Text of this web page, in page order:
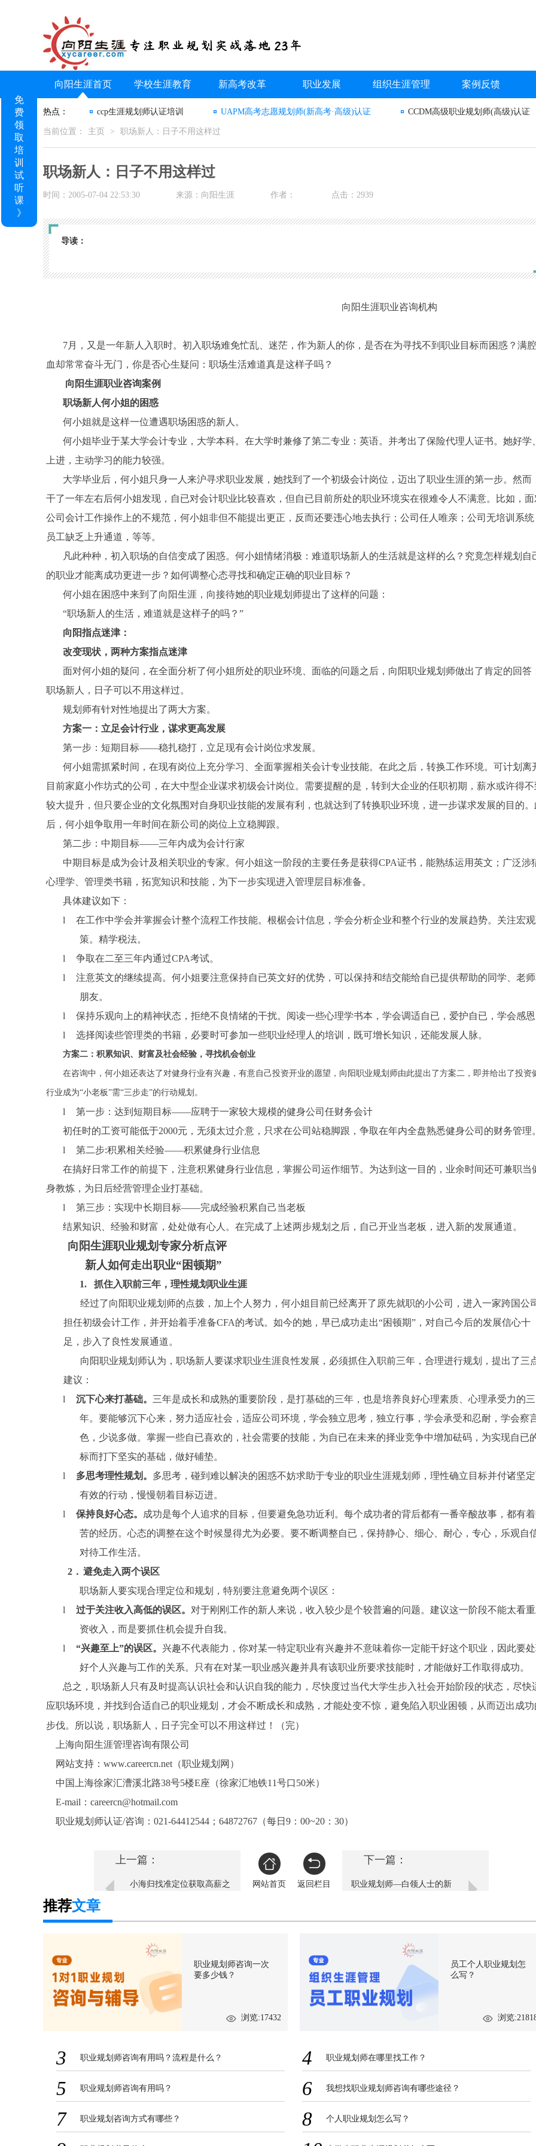
向阳生涯首页 学校生涯教育 新高考改革 职业发展 组织生涯管理 案例反馈
热点： ccp生涯规划师认证培训 UAPM高考志愿规划师(新高考·高级)认证 CCDM高级职业规划师(高级)认证
当前位置： 主页 > 职场新人：日子不用这样过
职场新人：日子不用这样过
时间：2005-07-04 22:53:30 来源：向阳生涯 作者： 点击：2939
导读：
向阳生涯职业咨询机构
7月，又是一年新人入职时。初入职场难免忙乱、迷茫，作为新人的你，是否在为寻找不到职业目标而困惑？满
血却常常奋斗无门，你是否心生疑问：职场生活难道真是这样子吗？
向阳生涯职业咨询案例
职场新人何小姐的困惑
何小姐就是这样一位遭遇职场困惑的新人。
何小姐毕业于某大学会计专业，大学本科。在大学时兼修了第二专业：英语。并考出了保险代理人证书。她好学、
上进，主动学习的能力较强。
大学毕业后， 何小姐只身一人来沪寻求职业发展，她找到了一个初级会计岗位，迈出了职业生涯的第一步。然而
干了一年左右后何小姐发现，自已对会计职业比较喜欢，但自已目前所处的职业环境实在很难令人不满意。比如，面
公司会计工作操作上的不规范， 何小姐非但不能提出更正，反而还要违心地去执行；公司任人唯亲；公司无培训系统
员工缺乏上升通道，等等。
凡此种种，初入职场的自信变成了困惑。 何小姐情绪消极：难道职场新人的生活就是这样的么？究竟怎样规划自
的职业才能离成功更进一步？如何调整心态寻找和确定正确的职业目标？
何小姐在困惑中来到了向阳生涯，向接待她的职业规划师提出了这样的问题：
“职场新人的生活，难道就是这样子的吗？”
向阳指点迷津：
改变现状，两种方案指点迷津
面对何小姐的疑问，在全面分析了何小姐所处的职业环境、面临的问题之后，向阳职业规划师做出了肯定的回答
职场新人，日子可以不用这样过。
规划师有针对性地提出了两大方案。
方案一：立足会计行业，谋求更高发展
第一步：短期目标——稳扎稳打，立足现有会计岗位求发展。
何小姐需抓紧时间，在现有岗位上充分学习、全面掌握相关会计专业技能。在此之后，转换工作环境。可计划离
目前家庭小作坊式的公司，在大中型企业谋求初级会计岗位。需要提醒的是，转到大企业的任职初期，薪水或许得不
较大提升，但只要企业的文化氛围对自身职业技能的发展有利，也就达到了转换职业环境，进一步谋求发展的目的。
后， 何小姐争取用一年时间在新公司的岗位上立稳脚跟。
第二步：中期目标——三年内成为会计行家
中期目标是成为会计及相关职业的专家。 何小姐这一阶段的主要任务是获得CPA证书，能熟练运用英文；广泛涉
心理学、管理类书籍，拓宽知识和技能，为下一步实现进入管理层目标准备。
具体建议如下：
l
在工作中学会并掌握会计整个流程工作技能。根椐会计信息，学会分析企业和整个行业的发展趋势。关注宏
策。精学税法。
l
争取在二至三年内通过CPA考试。
l
注意英文的继续提高。 何小姐要注意保持自已英文好的优势，可以保持和结交能给自已提供帮助的同学、老
朋友。
l
保持乐观向上的精神状态，拒绝不良情绪的干扰。阅读一些心理学书本，学会调适自已，爱护自已，学会感恩
l
选择阅读些管理类的书籍，必要时可参加一些职业经理人的培训，既可增长知识，还能发展人脉。
方案二：积累知识、财富及社会经验，寻找机会创业
在咨询中， 何小姐还表达了对健身行业有兴趣，有意自己投资开业的愿望，向阳职业规划师由此提出了方案二，即并给出了投资
行业成为“小老板”需“三步走”的行动规划。
l
第一步：达到短期目标——应聘于一家较大规模的健身公司任财务会计
初任时的工资可能低于2000元，无须太过介意，只求在公司站稳脚跟，争取在年内全盘熟悉健身公司的财务管理。
l
第二步:积累相关经验——积累健身行业信息
在搞好日常工作的前提下，注意积累健身行业信息，掌握公司运作细节。为达到这一目的，业余时间还可兼职当
身教炼，为日后经营管理企业打基础。
l
第三步：实现中长期目标——完成经验积累自己当老板
结累知识、经验和财富，处处做有心人。在完成了上述两步规划之后，自己开业当老板，进入新的发展通道。
向阳生涯职业规划专家分析点评
新人如何走出职业“困顿期”
1.
抓住入职前三年，理性规划职业生涯
经过了向阳职业规划师的点拨，加上个人努力，何小姐目前已经离开了原先就职的小公司，进入一家跨国公
担任初级会计工作，并开始着手准备CFA的考试。如今的她，早已成功走出“困顿期”，对自己今后的发展信心十
足，步入了良性发展通道。
向阳职业规划师认为，职场新人要谋求职业生涯良性发展，必须抓住入职前三年，合理进行规划，提出了三
建议：
l
沉下心来打基础。 三年是成长和成熟的重要阶段，是打基础的三年，也是培养良好心理素质、心理承受力的三
年。要能够沉下心来，努力适应社会，适应公司环境，学会独立思考，独立行事，学会承受和忍耐，学会察
色，少说多做。掌握一些自已喜欢的，社会需要的技能，为自已在未来的择业竞争中增加砝码，为实现自已
标而打下坚实的基础，做好铺垫。
l
多思考理性规划。 多思考，碰到难以解决的困惑不妨求助于专业的职业生涯规划师，理性确立目标并付诸坚
有效的行动，慢慢朝着目标迈进。
l
保持良好心态。
成功是每个人追求的目标，但要避免急功近利。每个成功者的背后都有一番辛酸故事，都有
苦的经历。心态的调整在这个时候显得尤为必要。要不断调整自已，保持静心、细心、耐心，专心，乐观自
对待工作生活。
2． 避免走入两个误区
职场新人要实现合理定位和规划，特别要注意避免两个误区：
l
过于关注收入高低的误区。 对于刚刚工作的新人来说，收入较少是个较普遍的问题。建议这一阶段不能太看重
资收入，而是要抓住机会提升自我。
l
“兴趣至上”的误区。 兴趣不代表能力，你对某一特定职业有兴趣并不意味着你一定能干好这个职业，因此要
好个人兴趣与工作的关系。只有在对某一职业感兴趣并具有该职业所要求技能时，才能做好工作取得成功。
总之，职场新人只有及时提高认识社会和认识自我的能力，尽快度过当代大学生步入社会开始阶段的状态，尽快
应职场环境，并找到合适自己的职业规划，才会不断成长和成熟，才能处变不惊，避免陷入职业困顿，从而迈出成功
步伐。所以说，职场新人，日子完全可以不用这样过！
（完）
上海向阳生涯管理咨询有限公司
网站支持： www.careercn.net （职业规划网）
中国上海徐家汇漕溪北路38号5楼E座（徐家汇地铁11号口50米）
E-mail ： careercn@hotmail.com
职业规划师认证/咨询： 021-64412544 ； 64872767 （每日 9 ： 00~20 ： 30）
上一篇：
小海归找准定位获取高薪之
网站首页 返回栏目
下一篇：
职业规划师—白领人士的新
推荐文章
职业规划师咨询一次
要多少钱？
浏览:17432
员工个人职业规划怎
么写？
浏览
3 职业规划师咨询有用吗？流程是什么？ 4 职业规划师在哪里找工作？
5 职业规划师咨询有用吗？ 6 我想找职业规划师咨询有哪些途径？
7 职业规划咨询方式有哪些？ 8 个人职业规划怎么写？
免
费
领
取
培
训
试
听
课
》